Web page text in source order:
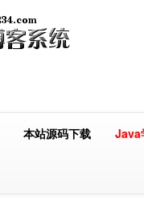
本站源码下载 Java